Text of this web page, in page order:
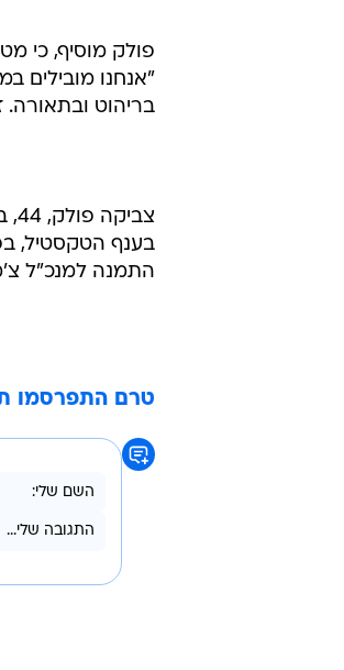
פולק מוסיף, כי
"אנחנו מובילים
בריהוט
התמנה למנכ"ל
טרם התפרסמו